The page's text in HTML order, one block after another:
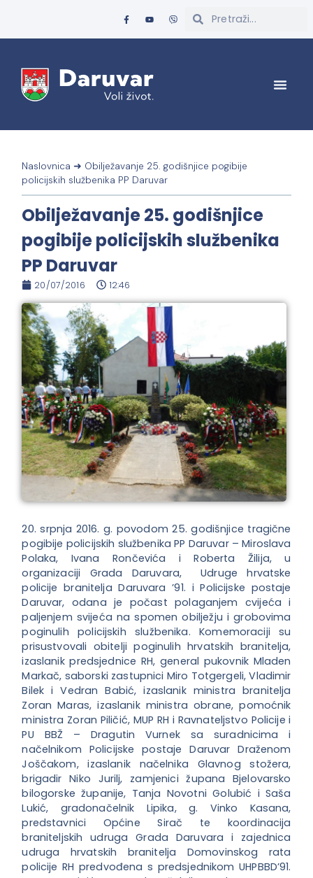
Naslovnica ➜ Obilježavanje 25. godišnjice pogibije
policijskih službenika PP Daruvar
Obilježavanje 25. godišnjice
pogibije policijskih službenika
PP Daruvar
20/07/2016 12:46
20. srpnja 2016. g. povodom 25. godišnjice tragične
pogibije policijskih službenika PP Daruvar – Miroslava
Polaka, Ivana Rončevića i Roberta Žilija, u
organizaciji Grada Daruvara, Udruge hrvatske
policije branitelja Daruvara ’91. i Policijske postaje
Daruvar, odana je počast polaganjem cvijeća i
paljenjem svijeća na spomen obilježju i grobovima
poginulih policijskih službenika. Komemoraciji su
prisustvovali obitelji poginulih hrvatskih branitelja,
izaslanik predsjednice RH, general pukovnik Mladen
Markač, saborski zastupnici Miro Totgergeli, Vladimir
Bilek i Vedran Babić, izaslanik ministra branitelja
Zoran Maras, izaslanik ministra obrane, pomoćnik
ministra Zoran Piličić, MUP RH i Ravnateljstvo Policije i
PU BBŽ – Dragutin Vurnek sa suradnicima i
načelnikom Policijske postaje Daruvar Draženom
Joščakom, izaslanik načelnika Glavnog stožera,
brigadir Niko Jurilj, zamjenici župana Bjelovarsko
bilogorske županije, Tanja Novotni Golubić i Saša
Lukić, gradonačelnik Lipika, g. Vinko Kasana,
predstavnici Općine Sirač te koordinacija
braniteljskih udruga Grada Daruvara i zajednica
udruga hrvatskih branitelja Domovinskog rata
policije RH predvođena s predsjednikom UHPBBD’91.